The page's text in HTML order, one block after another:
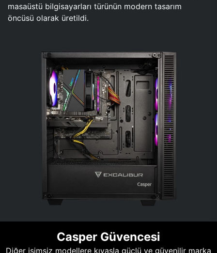
masaüstü bilgisayarları türünün modern tasarım
öncüsü olarak üretildi.
Casper Güvencesi
Diğer isimsiz modellere kıyasla güçlü ve güvenilir marka